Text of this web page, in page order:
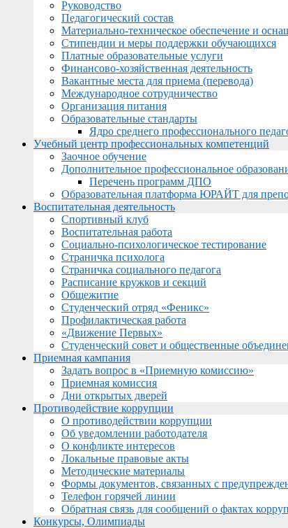
Руководство
Педагогический состав
Материально-техническое обеспечение и
Стипендии и меры поддержки обучающихся
Платные образовательные услуги
Финансово-хозяйственная деятельность
Вакантные места для приема (перевода)
Международное сотрудничество
Организация питания
Образовательные стандарты
Ядро среднего профессионального
Учебный центр профессиональных компетенций
Заочное обучение
Дополнительное профессиональное
Перечень программ ДПО
Образовательная платформа ЮРАЙТ для
Воспитательная деятельность
Спортивный клуб
Воспитательная работа
Социально-психологическое тестирование
Страничка психолога
Страничка социального педагога
Расписание кружков и секций
Общежитие
Студенческий отряд «Феникс»
Профилактическая работа
«Движение Первых»
Студенческий совет и общественные
Приемная кампания
Задать вопрос в «Приемную комиссию»
Приемная комиссия
Дни открытых дверей
Противодействие коррупции
О противодействии коррупции
Об уведомлении работодателя
О конфликте интересов
Локальные правовые акты
Методические материалы
Формы документов, связанных с
Телефон горячей линии
Обратная связь для сообщений о фактах
Конкурсы, Олимпиады